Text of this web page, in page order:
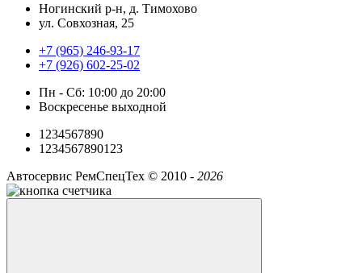
Ногинский р-н, д. Тимохово
ул. Совхозная, 25
+7 (965) 246-93-17
+7 (926) 602-25-02
Пн - Сб: 10:00 до 20:00
Воскресенье выходной
1234567890
1234567890123
Автосервис РемСпецТех © 2010 - 2026